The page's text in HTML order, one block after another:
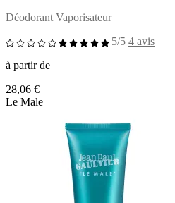
Déodorant Vaporisateur
5/5 4 avis
à partir de
28,06 €
Le Male